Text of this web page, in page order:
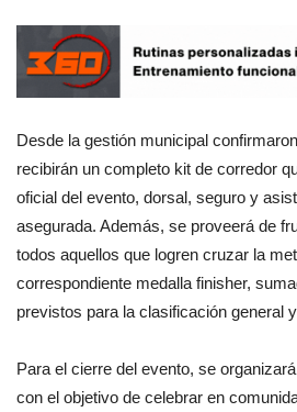
Desde la gestión municipal
recibirán un completo kit de corredor
oficial del evento, dorsal, seguro y
asegurada. Además, se proveerá de
todos aquellos que logren cruzar la
correspondiente medalla finisher,
previstos para la clasificación general
Para el cierre del evento, se
con el objetivo de celebrar en